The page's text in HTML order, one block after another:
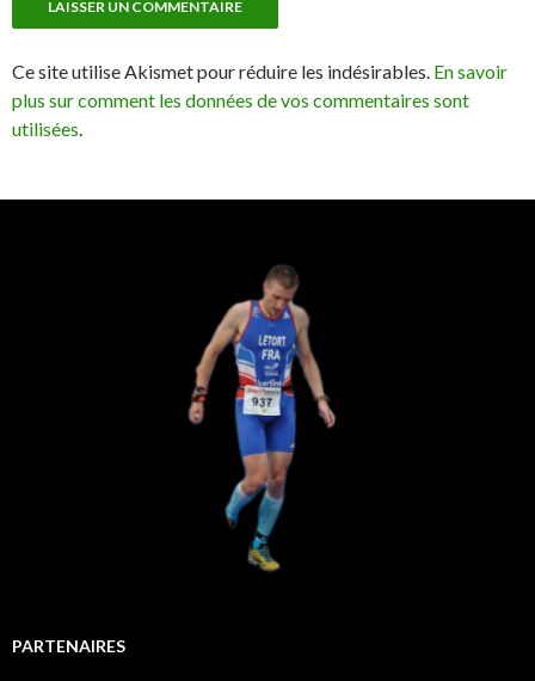
Ce site utilise Akismet pour réduire les indésirables. En savoir
plus sur comment les données de vos commentaires sont
utilisées.
PARTENAIRES